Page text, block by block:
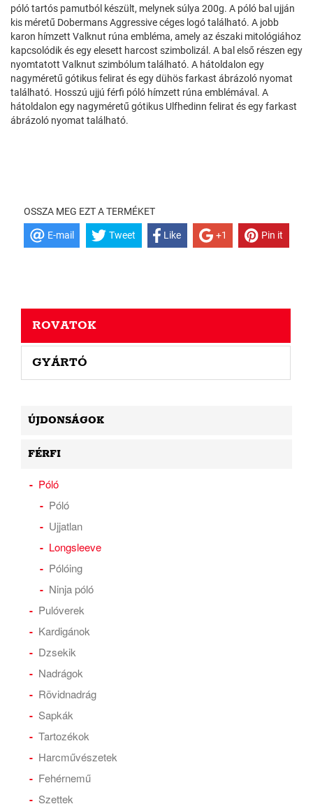
póló tartós pamutból készült, melynek súlya 200g. A póló bal ujján
kis méretű Dobermans Aggressive céges logó található. A jobb
karon hímzett Valknut rúna embléma, amely az északi mitológiához
kapcsolódik és egy elesett harcost szimbolizál. A bal első részen egy
nyomtatott Valknut szimbólum található. A hátoldalon egy
nagyméretű gótikus felirat és egy dühös farkast ábrázoló nyomat
található. Hosszú ujjú férfi póló hímzett rúna emblémával. A
hátoldalon egy nagyméretű gótikus Ulfhedinn felirat és egy farkast
ábrázoló nyomat található.
OSSZA MEG EZT A TERMÉKET
E-mail Tweet Like +1 Pin it
ROVATOK
GYÁRTÓ
ÚJDONSÁGOK
FÉRFI
Póló
Póló
Ujjatlan
Longsleeve
Pólóing
Ninja póló
Pulóverek
Kardigánok
Dzsekik
Nadrágok
Rövidnadrág
Sapkák
Tartozékok
Harcművészetek
Fehérnemű
Szettek